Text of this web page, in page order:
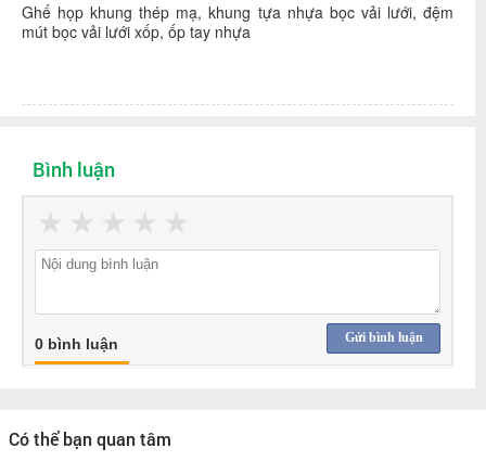
Ghế họp khung thép mạ, khung tựa nhựa bọc vải lưới, đệm
mút bọc vải lưới xốp, ốp tay nhựa
Bình luận
★
★
★
★
★
Gửi bình luận
0 bình luận
Có thể bạn quan tâm